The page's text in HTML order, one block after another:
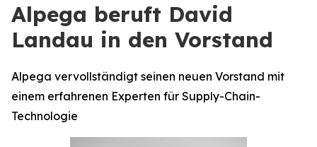
Alpega beruft David
Landau in den Vorstand
Alpega vervollständigt seinen neuen Vorstand mit
einem erfahrenen Experten für Supply-Chain-
Technologie